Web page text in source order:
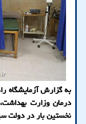
به گزارش آزمایشگاه
درمان وزارت
نخستین بار در دولت